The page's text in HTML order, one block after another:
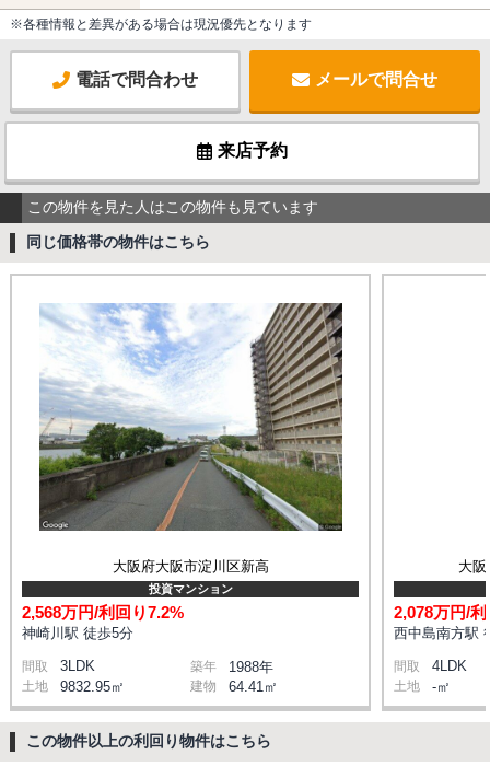
※各種情報と差異がある場合は現況優先となります
電話で問合わせ メールで問合せ
来店予約
この物件を見た人はこの物件も見ています
同じ価格帯の物件はこちら
大阪府大阪市淀川区新高
投資マンション
2,568万円/利回り7.2%
神崎川駅 徒歩5分
間取 3LDK 築年 1988年
土地 9832.95㎡ 建物 64.41㎡
大
2,078万円/
西中島南方駅
間取 4LDK
土地 -㎡
この物件以上の利回り物件はこちら